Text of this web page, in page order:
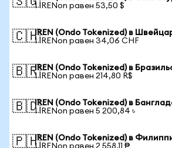
1 IRENon равен 53,50 $
🇨🇭IREN (Ondo Tokenized) в
1 IRENon равен 34,06 CHF
🇧🇷IREN (Ondo Tokenized) в
1 IRENon равен 214,80 R$
🇧🇩IREN (Ondo Tokenized) в
1 IRENon равен 5 200,84 ৳
🇵🇭IREN (Ondo Tokenized) в
1 IRENon равен 2 558,11 ₱